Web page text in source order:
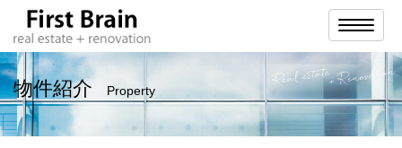
ナ
ビ
ゲ
シ
ョ
ン
物件紹介 Property